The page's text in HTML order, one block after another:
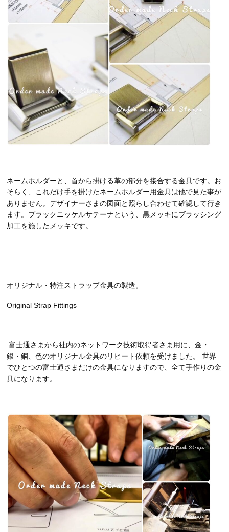
ネームホルダーと、首から掛ける革の部分を接合する金具です。お
そらく、これだけ手を掛けたネームホルダー用金具は他で見た事が
ありません。デザイナーさまの図面と照らし合わせて確認して行き
ます。ブラックニッケルサテーナという、黒メッキにブラッシング
加工を施したメッキです。
オリジナル・特注ストラップ金具の製造。
Original Strap Fittings
富士通さまから社内のネットワーク技術取得者さま用に、金・
銀・銅、色のオリジナル金具のリピート依頼を受けました。 世界
でひとつの富士通さまだけの金具になりますので、全て手作りの金
具になります。